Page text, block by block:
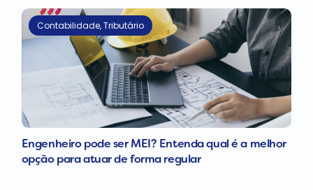
Contabilidade,Tributário
Engenheiro pode ser MEI? Entenda qual é a melhor
opção para atuar de forma regular